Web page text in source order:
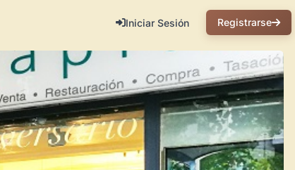
Iniciar Sesión Registrarse